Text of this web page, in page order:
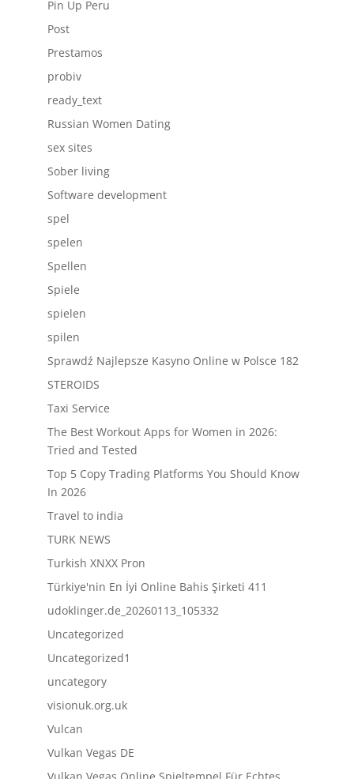
Pin Up Peru
Post
Prestamos
probiv
ready_text
Russian Women Dating
sex sites
Sober living
Software development
spel
spelen
Spellen
Spiele
spielen
spilen
Sprawdź Najlepsze Kasyno Online w Polsce 182
STEROIDS
Taxi Service
The Best Workout Apps for Women in 2026:
Tried and Tested
Top 5 Copy Trading Platforms You Should Know
In 2026
Travel to india
TURK NEWS
Turkish XNXX Pron
Türkiye'nin En İyi Online Bahis Şirketi 411
udoklinger.de_20260113_105332
Uncategorized
Uncategorized1
uncategory
visionuk.org.uk
Vulcan
Vulkan Vegas DE